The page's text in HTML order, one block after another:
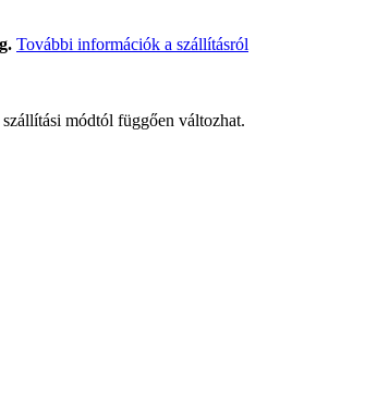
További információk a szállításról
módtól függően változhat.